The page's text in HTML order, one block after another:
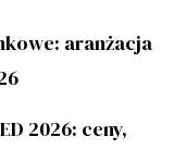
aranżacja
2026: ceny,